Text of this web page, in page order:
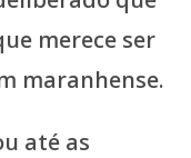
merece ser
maranhense.
até as